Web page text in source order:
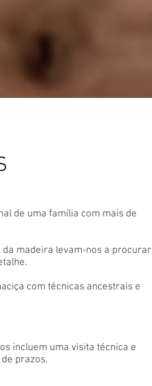
de uma família com mais de
madeira levam-nos a procurar
com técnicas ancestrais e
incluem uma visita técnica e
prazos.